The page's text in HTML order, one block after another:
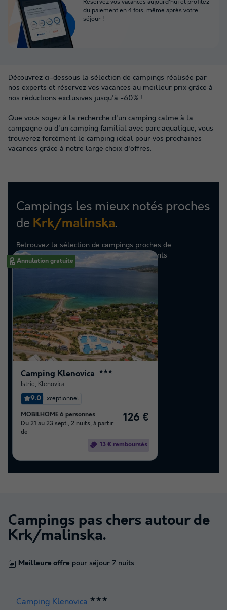
Réservez vos vacances aujourd'hui et profitez
du paiement en 4 fois, même après votre
séjour !
Découvrez ci-dessous la sélection de campings réalisée par
nos experts et réservez vos vacances au meilleur prix grâce à
nos réductions exclusives jusqu'à -60% !
Que vous soyez à la recherche d'un camping calme à la
campagne ou d'un camping familial avec parc aquatique, vous
trouverez forcément le camping idéal pour vos prochaines
vacances grâce à notre large choix d'offres.
Campings les mieux notés proches
de Krk/malinska.
Retrouvez la sélection de campings proches de
Krk/malinska les mieux notés par nos clients
Annulation gratuite
Camping Klenovica ★★★
Istrie, Klenovica
9.0 Exceptionnel
MOBILHOME 6 personnes
Du 21 au 23 sept., 2 nuits, à partir
de
126 €
13 € remboursés
Campings pas chers autour de
Krk/malinska.
Meilleure offre pour séjour 7 nuits
Camping Klenovica ★★★